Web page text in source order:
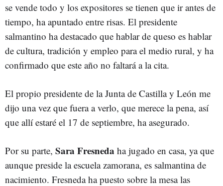
se vende todo y los expositores se tienen que ir antes de
tiempo, ha apuntado entre risas. El presidente
salmantino ha destacado que hablar de queso es hablar
de cultura, tradición y empleo para el medio rural, y ha
confirmado que este año no faltará a la cita.
El propio presidente de la Junta de Castilla y León me
dijo una vez que fuera a verlo, que merece la pena, así
que allí estaré el 17 de septiembre, ha asegurado.
Por su parte, Sara Fresneda ha jugado en casa, ya que
aunque preside la escuela zamorana, es salmantina de
nacimiento. Fresneda ha puesto sobre la mesa las